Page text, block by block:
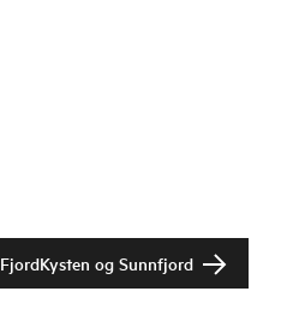
FjordKysten og Sunnfjord